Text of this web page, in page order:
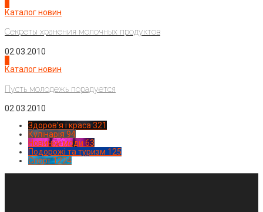
Каталог новин
Секреты хранения молочных продуктов
02.03.2010
Каталог новин
Пусть молодежь порадуется
02.03.2010
Здоров'я і краса 321
Кулінарія 94
Новинки моди 63
Подорожі та туризм 125
Спорт1224